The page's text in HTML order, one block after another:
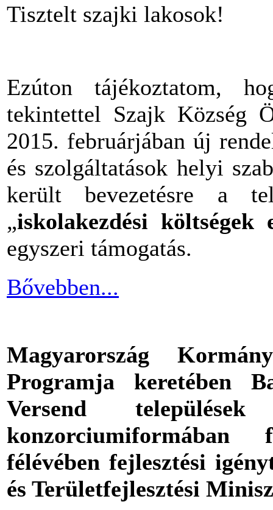
Tisztelt szajki lakosok!
Ezúton tájékoztatom,
tekintettel Szajk Község
2015. februárjában új
és szolgáltatások helyi
került bevezetésre a
„iskolakezdési költségek
egyszeri támogatás.
Bővebben...
Magyarország
Programja keretében
Versend
félévében fejlesztési
és Területfejlesztési